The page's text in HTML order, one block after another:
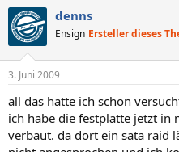
denns
Ensign Ersteller dieses
3. Juni 2009
all das hatte ich schon
ich habe die festplatte jetzt in
verbaut. da dort ein sata raid